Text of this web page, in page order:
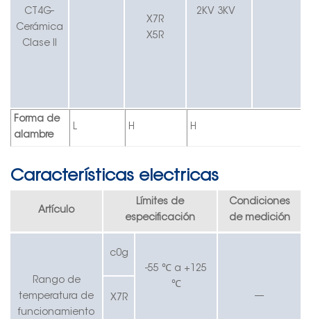
2KV 3KV
CT4G-
Cerámica
Clase II
X7R
X5R
Forma de
alambre
L H H
Características electricas
Artículo
Límites de
especificación
Condiciones
de medición
Rango de
temperatura de
funcionamiento
c0g
-55 ℃ a +125
℃
—
X7R